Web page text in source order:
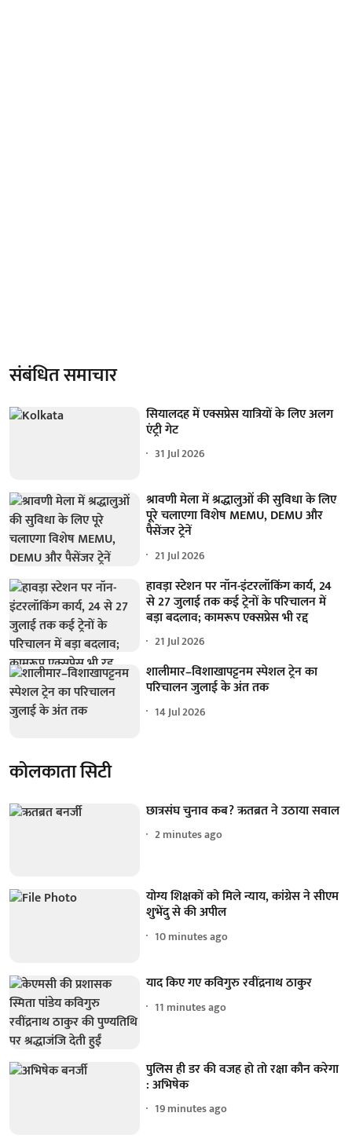
संबंधित समाचार
सियालदह में एक्सप्रेस यात्रियों के लिए अलग
एंट्री गेट
31 Jul 2026
श्रावणी मेला में श्रद्धालुओं की सुविधा के लिए
पूरे चलाएगा विशेष MEMU, DEMU और
पैसेंजर ट्रेनें
21 Jul 2026
हावड़ा स्टेशन पर नॉन-इंटरलॉकिंग कार्य, 24
से 27 जुलाई तक कई ट्रेनों के परिचालन में
बड़ा बदलाव; कामरूप एक्सप्रेस भी रद्द
21 Jul 2026
शालीमार–विशाखापट्टनम स्पेशल ट्रेन का
परिचालन जुलाई के अंत तक
14 Jul 2026
कोलकाता सिटी
छात्रसंघ चुनाव कब? ऋतब्रत ने उठाया सवाल
2 minutes ago
योग्य शिक्षकों को मिले न्याय, कांग्रेस ने सीएम
शुभेंदु से की अपील
10 minutes ago
याद किए गए कविगुरु रवींद्रनाथ ठाकुर
11 minutes ago
पुलिस ही डर की वजह हो तो रक्षा कौन करेगा
: अभिषेक
19 minutes ago